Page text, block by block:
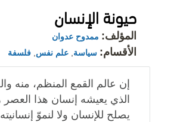
حيونة الإنسان
المؤلف: ممدوح عدوان
الأقسام: سياسة علم نفس فلسفة
إن عالم القمع المنظم، منه
الذي يعيشه إنسان هذا العصر
يصلح للإنسان ولا لنموّ